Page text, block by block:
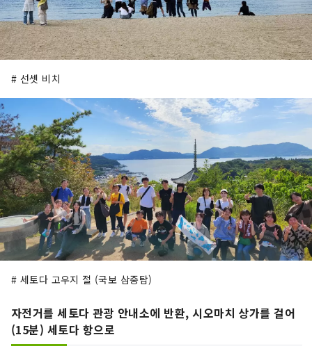
# 선셋 비치
# 세토다 고우지 절 (국보 삼중탑)
자전거를 세토다 관광 안내소에 반환, 시오마치 상가를 걸어
(15분) 세토다 항으로